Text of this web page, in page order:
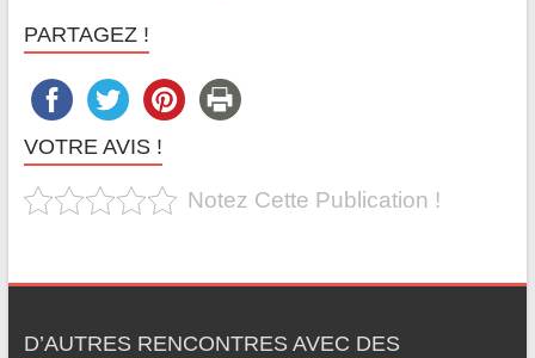
PARTAGEZ !
VOTRE AVIS !
Notez Cette Publication !
D’AUTRES RENCONTRES AVEC DES